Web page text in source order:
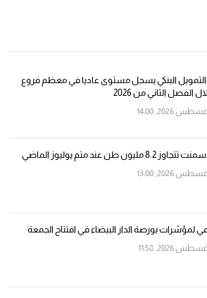
التمويل البنكي يسجل مستوى عاديا في معظم فروع
الفصل الثاني من 2026
طن عند متم يوليوز الماضي
لمؤشرات بورصة الدار البيضاء في افتتاح الجمعة